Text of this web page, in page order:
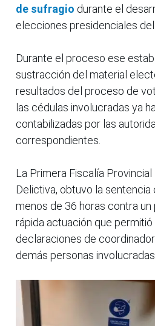
de sufragio durante el
elecciones presidenciales
Durante el proceso ese
sustracción del material
resultados del proceso de
las cédulas involucradas ya
contabilizadas por las
correspondientes.
La Primera Fiscalía
Delictiva, obtuvo la sentencia
menos de 36 horas contra un
rápida actuación que
declaraciones de
demás personas involucradas.